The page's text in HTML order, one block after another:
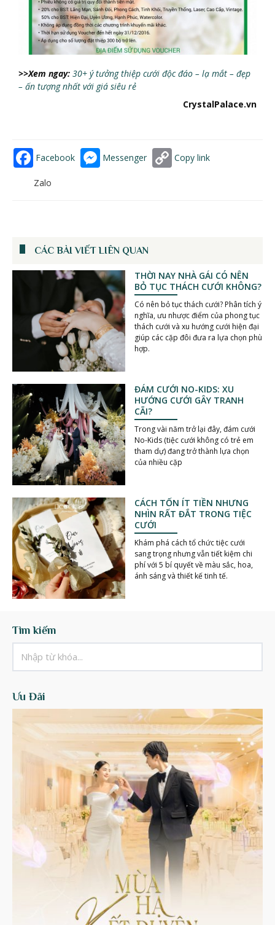
>>Xem ngay: 30+ ý tưởng thiệp cưới độc đáo – lạ mắt – đẹp
– ấn tượng nhất với giá siêu rẻ
CrystalPalace.vn
Facebook Messenger Copy link
Zalo
CÁC BÀI VIẾT LIÊN QUAN
THỜI NAY NHÀ GÁI CÓ NÊN
BỎ TỤC THÁCH CƯỚI KHÔNG?
Có nên bỏ tục thách cưới? Phân tích ý
nghĩa, ưu nhược điểm của phong tục
thách cưới và xu hướng cưới hiện đại
giúp các cặp đôi đưa ra lựa chọn phù
hợp.
ĐÁM CƯỚI NO-KIDS: XU
HƯỚNG CƯỚI GÂY TRANH
CÃI?
Trong vài năm trở lại đây, đám cưới
No-Kids (tiệc cưới không có trẻ em
tham dự) đang trở thành lựa chọn
của nhiều cặp
CÁCH TỐN ÍT TIỀN NHƯNG
NHÌN RẤT ĐẮT TRONG TIỆC
CƯỚI
Khám phá cách tổ chức tiệc cưới
sang trọng nhưng vẫn tiết kiệm chi
phí với 5 bí quyết về màu sắc, hoa,
ánh sáng và thiết kế tinh tế.
Tìm kiếm
Ưu Đãi